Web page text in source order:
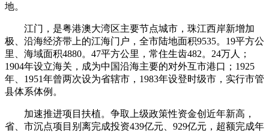
地。
江门，是粤港澳大湾区主要节点城市，珠江西岸新增加
极、沿海经济带上的江海门户，全市陆地面积9535。19平方公
里、海域面积4880。47平方公里，常住生齿482。24万人；
1904年设立海关，成为中国沿海主要的对外互市港口；1925
年、1951年曾两次设为省辖市，1983年设登时级市，实行市管
县体系体例。
加速推进项目扶植。争取上级政策性资金创近年新高，
省、市沉点项目别离完成投资439亿元、929亿元，超额完成年